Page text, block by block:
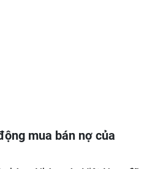
mua bán nợ của